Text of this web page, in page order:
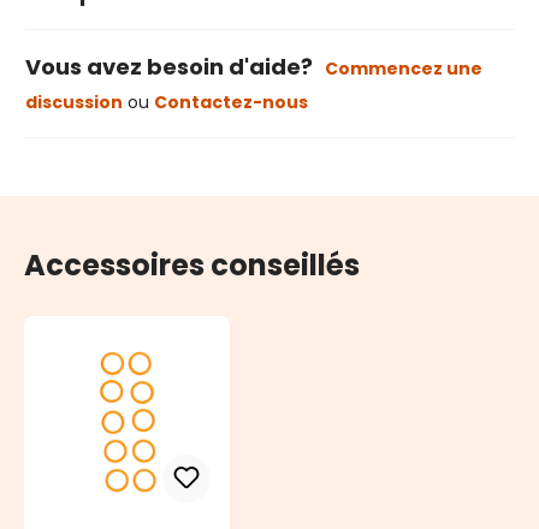
Vous avez besoin d'aide? Commencez une
discussion ou Contactez-nous
Accessoires conseillés